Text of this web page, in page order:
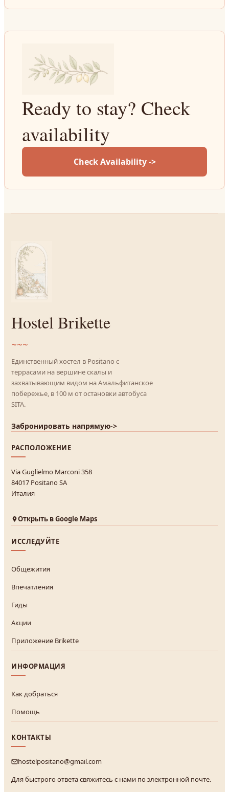
Ready to stay? Check
availability
Check Availability ->
Hostel Brikette
~~~
Единственный хостел в Positano с
террасами на вершине скалы и
захватывающим видом на Амальфитанское
побережье, в 100 м от остановки автобуса
SITA.
Забронировать напрямую->
РАСПОЛОЖЕНИЕ
Via Guglielmo Marconi 358
84017 Positano SA
Италия
Открыть в Google Maps
ИССЛЕДУЙТЕ
Общежития
Впечатления
Гиды
Акции
Приложение Brikette
ИНФОРМАЦИЯ
Как добраться
Помощь
КОНТАКТЫ
hostelpositano@gmail.com
Для быстрого ответа свяжитесь с нами по электронной почте.